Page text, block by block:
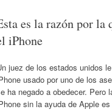
es la razón por la
iPhone
juez de los estados unidos
usado por uno de los
ha negado a obedecer. Pero
sin la ayuda de Apple